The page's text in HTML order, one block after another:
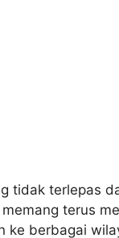
tidak terlepas
terus
ke berbagai